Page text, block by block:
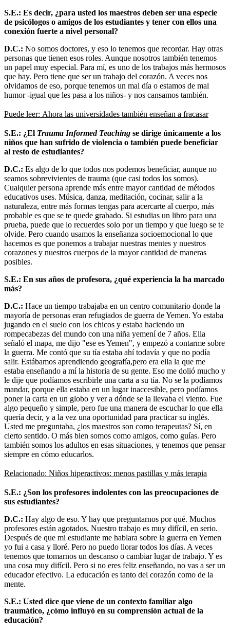
S.E.: Es decir, ¿para usted los maestros deben ser una especie
de psicólogos o amigos de los estudiantes y tener con ellos una
conexión fuerte a nivel personal?
D.C.: No somos doctores, y eso lo tenemos que recordar. Hay otras
personas que tienen esos roles. Aunque nosotros también tenemos
un papel muy especial. Para mí, es uno de los trabajos más hermosos
que hay. Pero tiene que ser un trabajo del corazón. A veces nos
olvidamos de eso, porque tenemos un mal día o estamos de mal
humor -igual que les pasa a los niños- y nos cansamos también.
Puede leer: Ahora las universidades también enseñan a fracasar
S.E.: ¿El Trauma Informed Teaching se dirige únicamente a los
niños que han sufrido de violencia o también puede beneficiar
al resto de estudiantes?
D.C.: Es algo de lo que todos nos podemos beneficiar, aunque no
seamos sobrevivientes de trauma (que casi todos los somos).
Cualquier persona aprende más entre mayor cantidad de métodos
educativos uses. Música, danza, meditación, cocinar, salir a la
naturaleza, entre más formas tengas para acercarte al cuerpo, más
probable es que se te quede grabado. Si estudias un libro para una
prueba, puede que lo recuerdes solo por un tiempo y que luego se te
olvide. Pero cuando usamos la enseñanza socioemocional lo que
hacemos es que ponemos a trabajar nuestras mentes y nuestros
corazones y nuestros cuerpos de la mayor cantidad de maneras
posibles.
S.E.: En sus años de profesora, ¿qué experiencia la ha marcado
más?
D.C.: Hace un tiempo trabajaba en un centro comunitario donde la
mayoría de personas eran refugiados de guerra de Yemen. Yo estaba
jugando en el suelo con los chicos y estaba haciendo un
rompecabezas del mundo con una niña yemení de 7 años. Ella
señaló el mapa, me dijo "ese es Yemen", y empezó a contarme sobre
la guerra. Me contó que su tía estaba ahí todavía y que no podía
salir. Estábamos aprendiendo geografía,pero era ella la que me
estaba enseñando a mí la historia de su gente. Eso me dolió mucho y
le dije que podíamos escribirle una carta a su tía. No se la podíamos
mandar, porque ella estaba en un lugar inaccesible, pero podíamos
poner la carta en un globo y ver a dónde se la llevaba el viento. Fue
algo pequeño y simple, pero fue una manera de escuchar lo que ella
quería decir, y a la vez una oportunidad para practicar su inglés.
Usted me preguntaba, ¿los maestros son como terapeutas? Sí, en
cierto sentido. O más bien somos como amigos, como guías. Pero
también somos los adultos en esas situaciones, y tenemos que pensar
siempre en cómo educarlos.
Relacionado: Niños hiperactivos: menos pastillas y más terapia
S.E.: ¿Son los profesores indolentes con las preocupaciones de
sus estudiantes?
D.C.: Hay algo de eso. Y hay que preguntarnos por qué. Muchos
profesores están agotados. Nuestro trabajo es muy difícil, en serio.
Después de que mi estudiante me hablara sobre la guerra en Yemen
yo fui a casa y lloré. Pero no puedo llorar todos los días. A veces
tenemos que tomarnos un descanso o cambiar lugar de trabajo. Y es
una cosa muy difícil. Pero si no eres feliz enseñando, no vas a ser un
educador efectivo. La educación es tanto del corazón como de la
mente.
S.E.: Usted dice que viene de un contexto familiar algo
traumático, ¿cómo influyó en su comprensión actual de la
educación?